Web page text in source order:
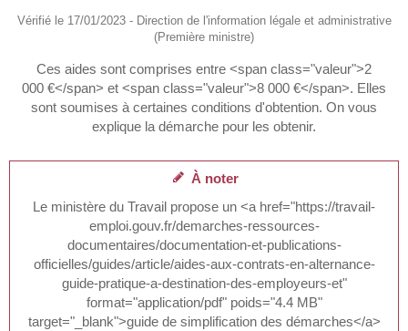
Vérifié le 17/01/2023 - Direction de l'information légale et administrative
(Première ministre)
Ces aides sont comprises entre <span class="valeur">2
000 €</span> et <span class="valeur">8 000 €</span>. Elles
sont soumises à certaines conditions d'obtention. On vous
explique la démarche pour les obtenir.
À noter
Le ministère du Travail propose un <a href="https://travail-
emploi.gouv.fr/demarches-ressources-
documentaires/documentation-et-publications-
officielles/guides/article/aides-aux-contrats-en-alternance-
guide-pratique-a-destination-des-employeurs-et"
format="application/pdf" poids="4.4 MB"
target="_blank">guide de simplification des démarches</a>